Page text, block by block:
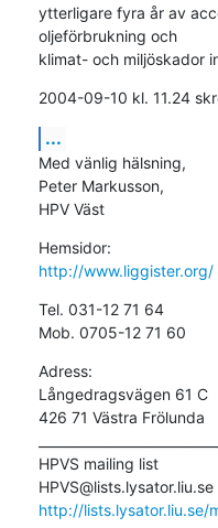
ytterligare fyra år av
oljeförbrukning och
klimat- och miljöskador
2004-09-10 kl. 11.24
...
Med vänlig hälsning,
Peter Markusson,
HPV Väst
http://www.liggister.org/
Tel. 031-12 71 64
Mob. 0705-12 71 60
Adress:
Långedragsvägen 61 C
426 71 Västra Frölunda
HPVS mailing list
HPVS@lists.lysator.liu.se
http://lists.lysator.liu.se/